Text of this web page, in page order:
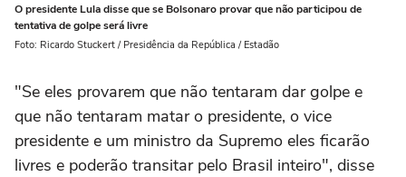
O presidente Lula disse que se Bolsonaro provar que não participou de
tentativa de golpe será livre
Foto: Ricardo Stuckert / Presidência da República / Estadão
"Se eles provarem que não tentaram dar golpe e
que não tentaram matar o presidente, o vice
presidente e um ministro da Supremo eles ficarão
livres e poderão transitar pelo Brasil inteiro", disse